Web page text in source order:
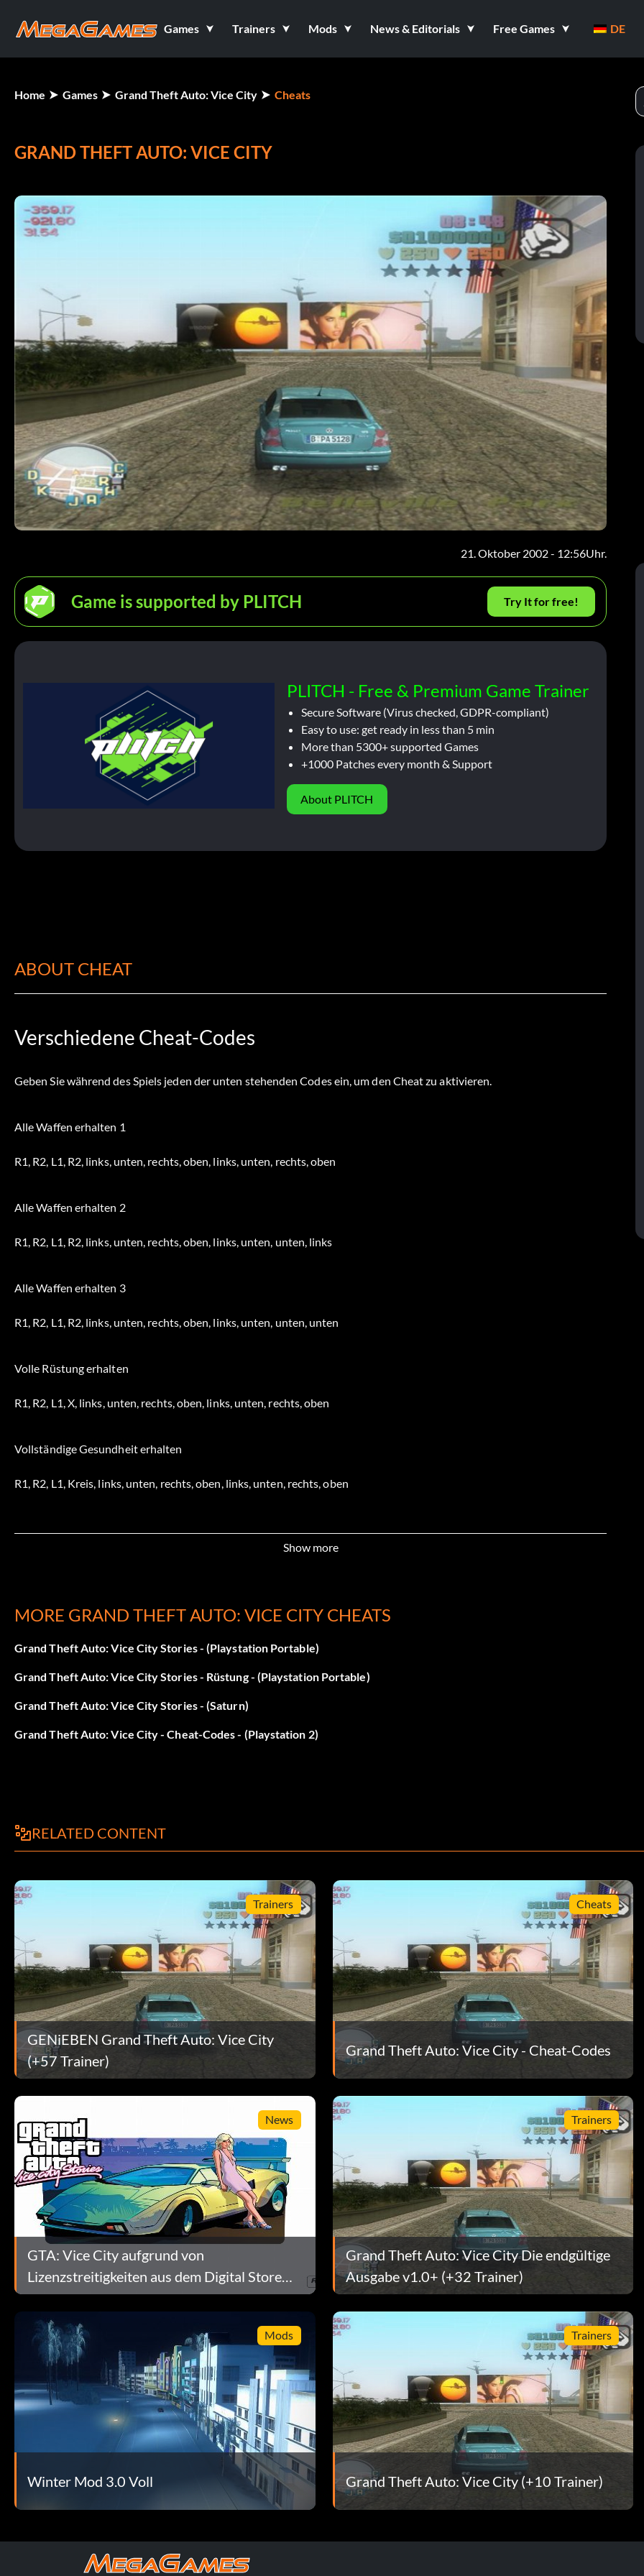
Games Trainers Mods News & Editorials Free Games DE
Home Games Grand Theft Auto: Vice City Cheats
GRAND THEFT AUTO: VICE CITY
21. Oktober 2002 - 12:56Uhr.
Game is supported by PLITCH Try It for free!
PLITCH - Free & Premium Game Trainer
Secure Software (Virus checked, GDPR-compliant)
Easy to use: get ready in less than 5 min
More than 5300+ supported Games
+1000 Patches every month & Support
About PLITCH
ABOUT CHEAT
Verschiedene Cheat-Codes
Geben Sie während des Spiels jeden der unten stehenden Codes ein, um den Cheat zu aktivieren.
Alle Waffen erhalten 1
R1, R2, L1, R2, links, unten, rechts, oben, links, unten, rechts, oben
Alle Waffen erhalten 2
R1, R2, L1, R2, links, unten, rechts, oben, links, unten, unten, links
Alle Waffen erhalten 3
R1, R2, L1, R2, links, unten, rechts, oben, links, unten, unten, unten
Volle Rüstung erhalten
R1, R2, L1, X, links, unten, rechts, oben, links, unten, rechts, oben
Vollständige Gesundheit erhalten
R1, R2, L1, Kreis, links, unten, rechts, oben, links, unten, rechts, oben
Gesuchtes Niveau erhöhen
R1, R1, Kreis, R2, Links, Rechts, Links, Rechts, Links, Rechts
Charakter Skin Cheats
Wechseln Sie Ihre Kleidung
Rechts, Rechts, Links, Oben, L1, L2, Links, Oben, Unten, Rechts
Spielen Sie als Ricardo Diaz
L1, L2, R1, R2, Abwärts, L1, R2, L2
Spielen Sie als Lance Vance
Kreis, L2, Links, X, R1, L1, X, L1
Spielen Sie als Candy Suxxx
Kreis, R2, Runter, R1, Links, Rechts, R1, L1, X, L2
Spielen Sie als Ken Rosenberg
Rechts, L1, Hoch, L2, L1, Rechts, R1, L1, X, R1
R1, Kreis, R2, L1, Rechts, R1, L1, X, R2
Spielen Sie als Love Fist Guy 1
Runter, L1, Runter, L2, Links, X, R1, L1, X, X
Spielen Sie als Phil Cassady
Show more
MORE GRAND THEFT AUTO: VICE CITY CHEATS
Grand Theft Auto: Vice City Stories - (Playstation Portable)
Grand Theft Auto: Vice City Stories - Rüstung - (Playstation Portable)
Grand Theft Auto: Vice City Stories - (Saturn)
Grand Theft Auto: Vice City - Cheat-Codes - (Playstation 2)
RELATED CONTENT
Trainers
GENiEBEN Grand Theft Auto: Vice City
(+57 Trainer)
Cheats
Grand Theft Auto: Vice City - Cheat-Codes
News
GTA: Vice City aufgrund von
Lizenzstreitigkeiten aus dem Digital Store
entfernt
Trainers
Grand Theft Auto: Vice City Die endgültige
Ausgabe v1.0+ (+32 Trainer)
Mods
Winter Mod 3.0 Voll
Trainers
Grand Theft Auto: Vice City (+10 Trainer)